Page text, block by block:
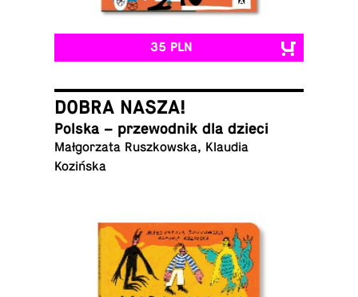
35 PLN
DOBRA NASZA!
Polska – prze­wod­nik dla dzieci
Małgorzata Ruszkowska, Klaudia
Kozińska